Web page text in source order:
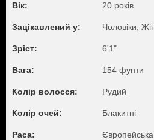
Вік: 20 років
Зацікавлений у: Чоловіки,
Зріст: 6'1"
Вага: 154 фунти
Колір волосся: Рудий
Колір очей: Блакитні
Раса: Європейська